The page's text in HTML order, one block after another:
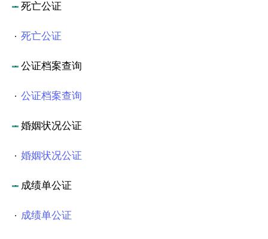
死亡公证
死亡公证
公证档案查询
公证档案查询
婚姻状况公证
婚姻状况公证
成绩单公证
成绩单公证